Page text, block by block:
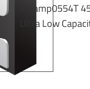
RClamp0554T
Ultra Low